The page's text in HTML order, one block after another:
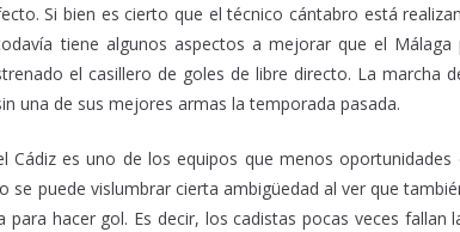
Si bien es cierto que el técnico cántabro está
tiene algunos aspectos a mejorar que el Málaga
el casillero de goles de libre directo. La marcha
una de sus mejores armas la temporada pasada.
Cádiz es uno de los equipos que menos oportunidades
se puede vislumbrar cierta ambigüedad al ver que
hacer gol. Es decir, los cadistas pocas veces fallan